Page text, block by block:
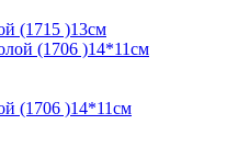
(1715 )13см
(1706 )14*11см